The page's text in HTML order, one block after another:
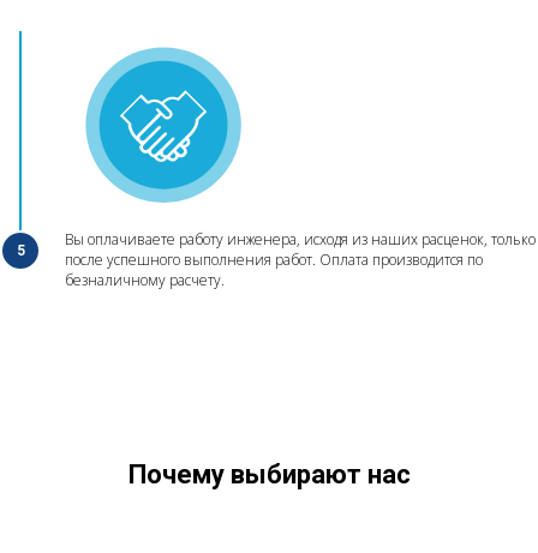
Вы оплачиваете работу инженера, исходя из наших расценок, только
после успешного выполнения работ. Оплата производится по
безналичному расчету.
Почему выбирают нас